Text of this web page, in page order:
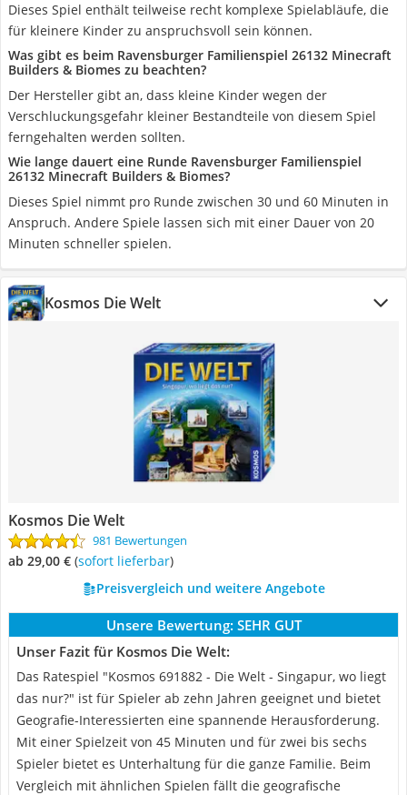
Dieses Spiel enthält teilweise recht komplexe Spielabläufe, die
für kleinere Kinder zu anspruchsvoll sein können.
Was gibt es beim Ravensburger Familienspiel 26132 Minecraft
Builders & Biomes zu beachten?
Der Hersteller gibt an, dass kleine Kinder wegen der
Verschluckungsgefahr kleiner Bestandteile von diesem Spiel
ferngehalten werden sollten.
Wie lange dauert eine Runde Ravensburger Familienspiel
26132 Minecraft Builders & Biomes?
Dieses Spiel nimmt pro Runde zwischen 30 und 60 Minuten in
Anspruch. Andere Spiele lassen sich mit einer Dauer von 20
Minuten schneller spielen.
Kosmos Die Welt
Kosmos Die Welt
981 Bewertungen
ab 29,00 € ( Sofort lieferbar)
Preisvergleich und weitere Angebote
Unsere Bewertung: SEHR GUT
Unser Fazit für Kosmos Die Welt:
Das Ratespiel "Kosmos 691882 - Die Welt - Singapur, wo liegt
das nur?" ist für Spieler ab zehn Jahren geeignet und bietet
Geografie-Interessierten eine spannende Herausforderung.
Mit einer Spielzeit von 45 Minuten und für zwei bis sechs
Spieler bietet es Unterhaltung für die ganze Familie. Beim
Vergleich mit ähnlichen Spielen fällt die geografische